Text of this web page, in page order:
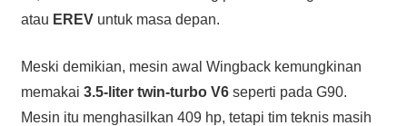
atau EREVuntuk masa depan.
Meski demikian, mesin awal Wingback kemungkinan
memakai 3.5-liter twin-turbo V6seperti pada G90.
Mesin itu menghasilkan 409 hp, tetapi tim teknis masih